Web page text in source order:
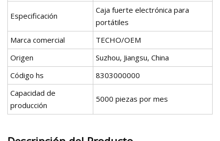
Especificación
Caja fuerte electrónica para
portátiles
Marca comercial
TECHO/OEM
Origen
Suzhou, Jiangsu, China
Código hs
8303000000
Capacidad de
producción
5000 piezas por mes